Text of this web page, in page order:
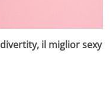
il miglior sexy